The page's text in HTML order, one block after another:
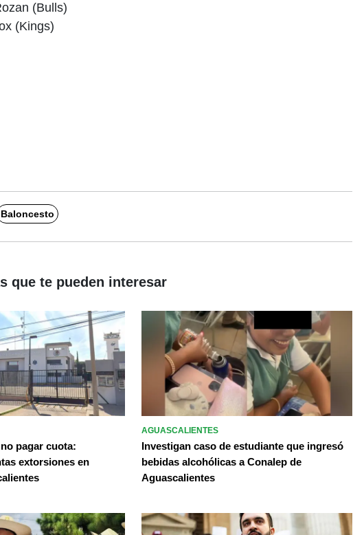
(Bulls)
(Kings)
Baloncesto
que te pueden interesar
pagar cuota:
extorsiones en
AGUASCALIENTES
Investigan caso de estudiante que ingresó
bebidas alcohólicas a Conalep de
Aguascalientes